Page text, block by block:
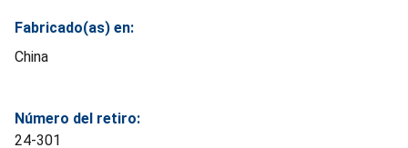
Fabricado(as) en:
China
Número del retiro:
24-301